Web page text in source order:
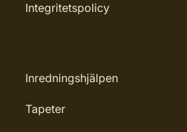
Integritetspolicy
Inredningshjälpen
Tapeter